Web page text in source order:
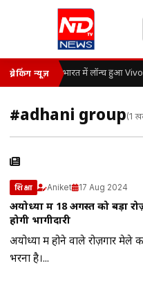
ब्रेकिंग न्यूज़ भारत में लॉन्च हुआ
#adhani group(1
शिक्षा Aniket 17 Aug 2024
अयोध्या में 18 अगस्त को बड़ा
होगी भागीदारी
अयोध्या में होने वाले रोज़गार मेले
भरना है।...